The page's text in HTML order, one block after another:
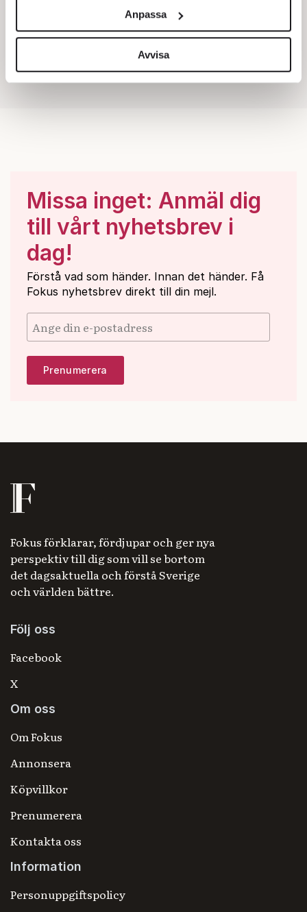
för sociala medier och analysera vår trafik. Vi
vidarebefordrar även sådana identifierare och annan
information från din enhet till de sociala medier och
annons- och analysföretag som vi samarbetar med.
Dessa kan i sin tur kombinera informationen med annan
Anpassa
Avvisa
Missa inget: Anmäl dig
till vårt nyhetsbrev i
dag!
Förstå vad som händer. Innan det händer. Få
Fokus nyhetsbrev direkt till din mejl.
Fokus förklarar, fördjupar och ger nya
perspektiv till dig som vill se bortom
det dagsaktuella och förstå Sverige
och världen bättre.
Följ oss
Facebook
X
Om oss
Om Fokus
Annonsera
Köpvillkor
Prenumerera
Kontakta oss
Information
Personuppgiftspolicy